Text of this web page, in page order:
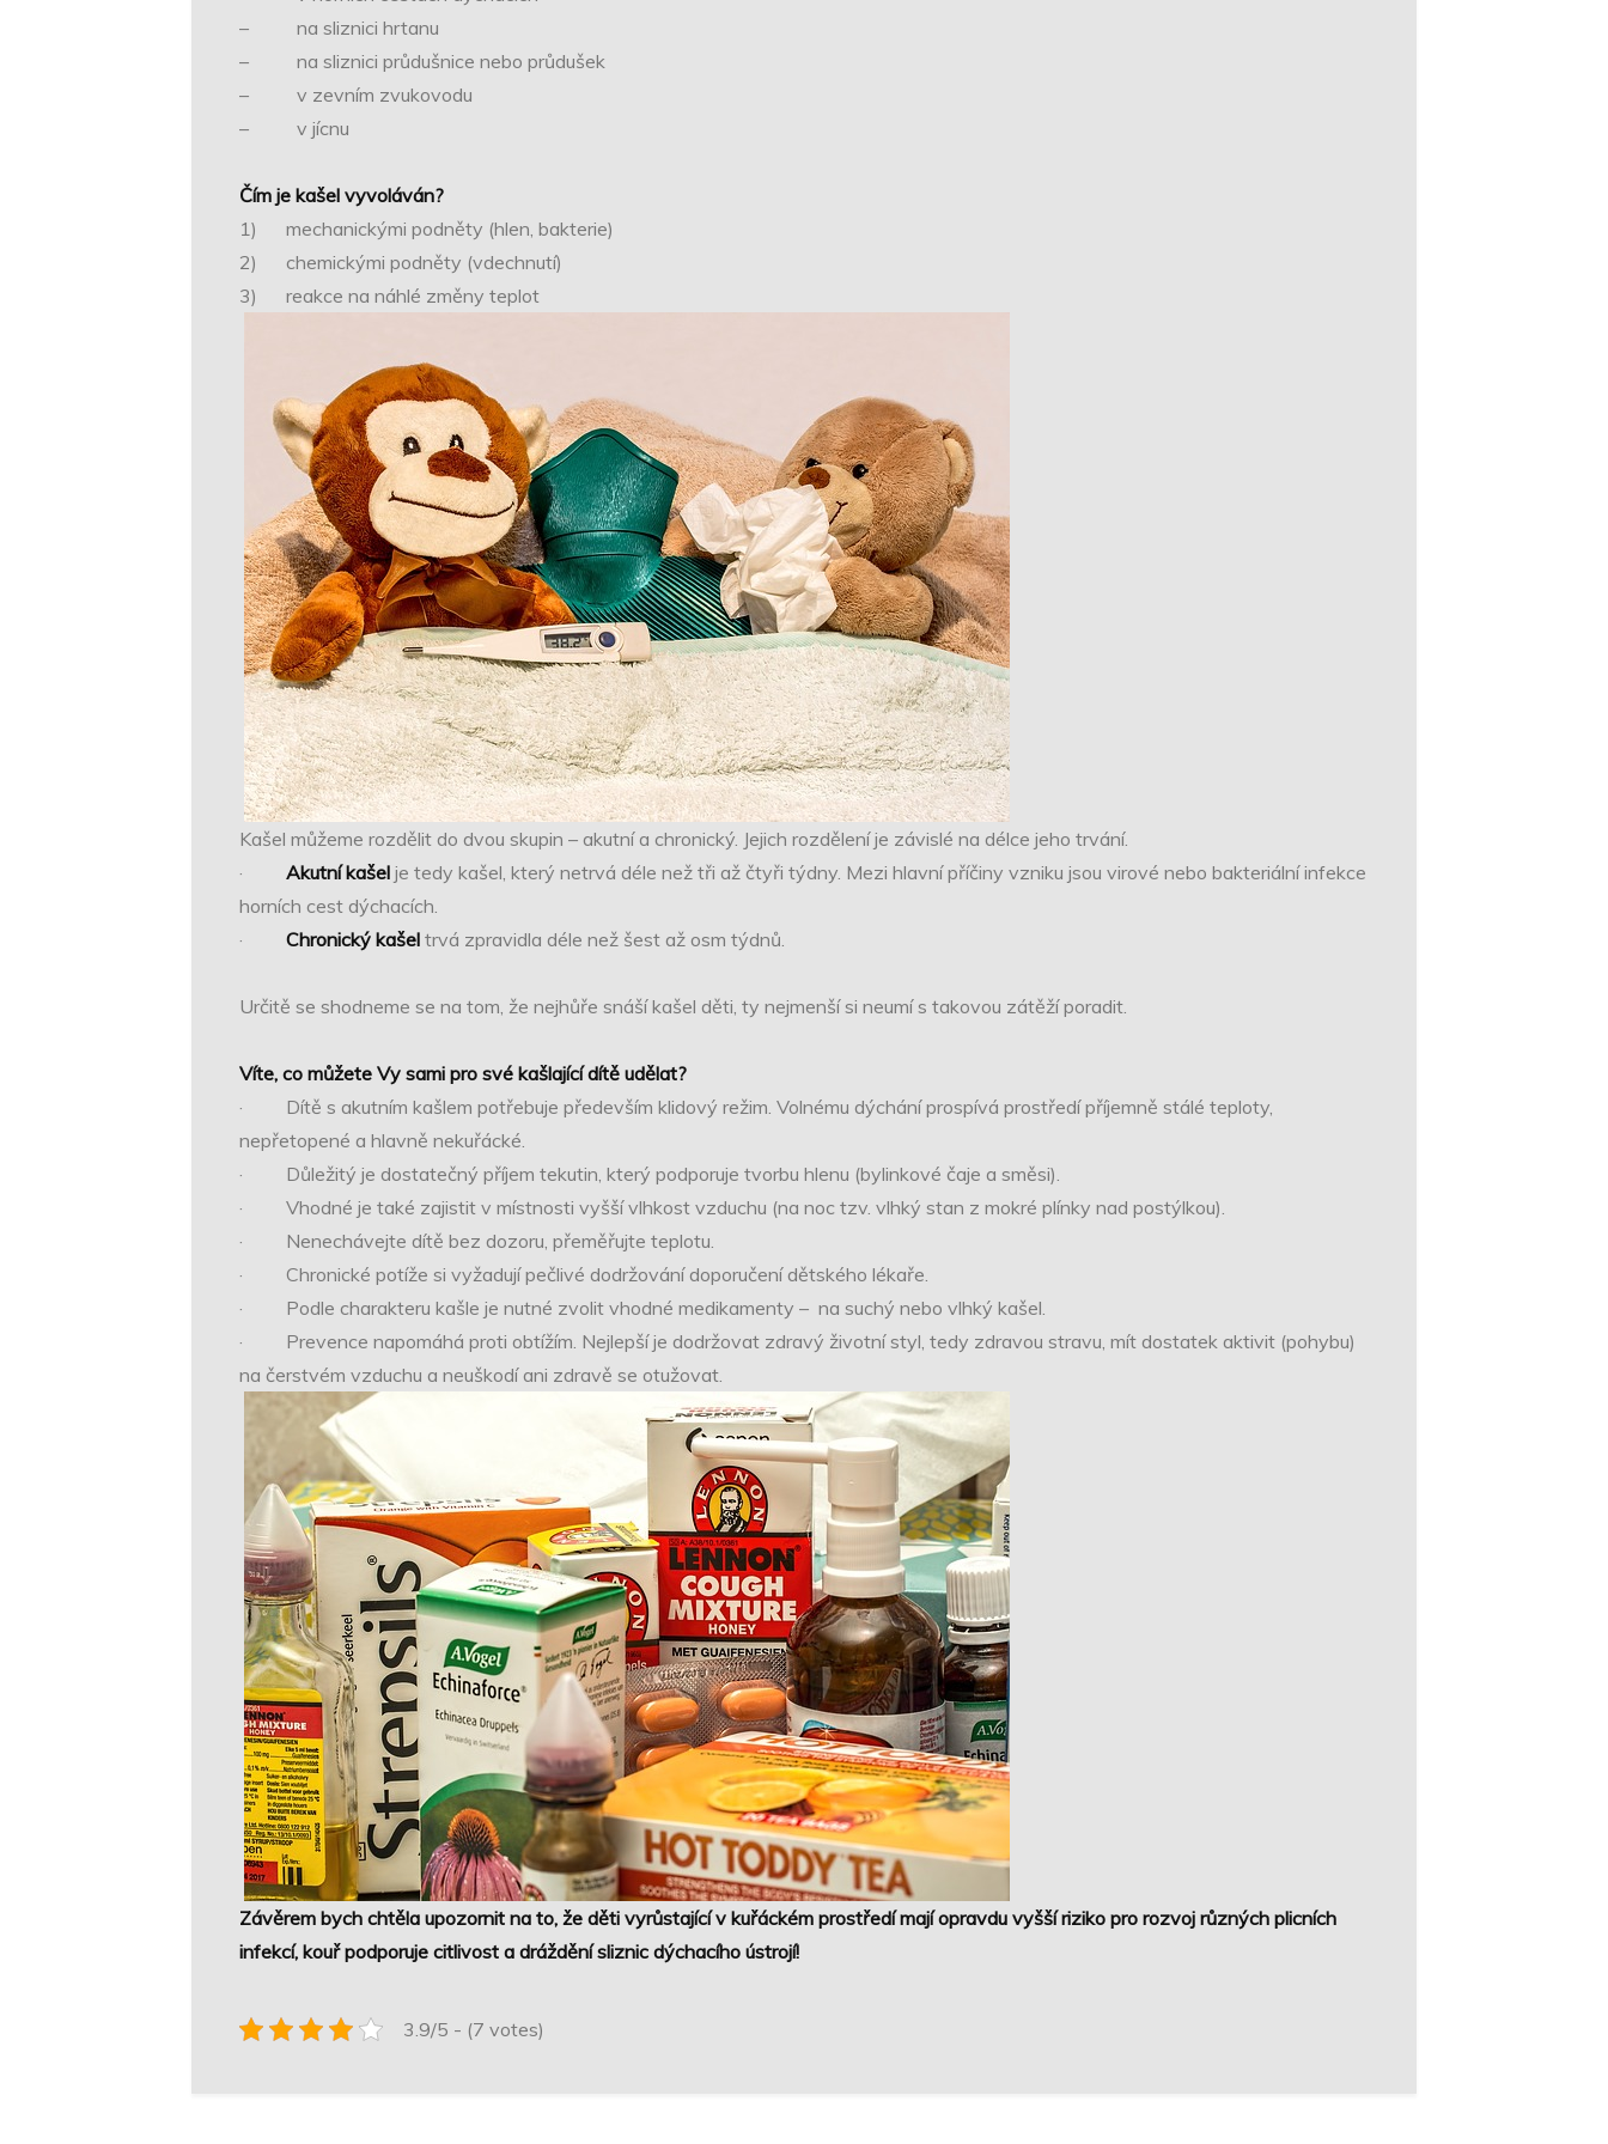
– na sliznici hrtanu
– na sliznici průdušnice nebo průdušek
– v zevním zvukovodu
– v jícnu
Čím je kašel vyvoláván?
1) mechanickými podněty (hlen, bakterie)
2) chemickými podněty (vdechnutí)
3) reakce na náhlé změny teplot
Kašel můžeme rozdělit do dvou skupin – akutní a chronický. Jejich rozdělení je závislé na délce jeho trvání.
· Akutní kašel je tedy kašel, který netrvá déle než tři až čtyři týdny. Mezi hlavní příčiny vzniku jsou virové nebo bakteriální infekce
horních cest dýchacích.
· Chronický kašel trvá zpravidla déle než šest až osm týdnů.
Určitě se shodneme se na tom, že nejhůře snáší kašel děti, ty nejmenší si neumí s takovou zátěží poradit.
Víte, co můžete Vy sami pro své kašlající dítě udělat?
· Dítě s akutním kašlem potřebuje především klidový režim. Volnému dýchání prospívá prostředí příjemně stálé teploty,
nepřetopené a hlavně nekuřácké.
· Důležitý je dostatečný příjem tekutin, který podporuje tvorbu hlenu (bylinkové čaje a směsi).
· Vhodné je také zajistit v místnosti vyšší vlhkost vzduchu (na noc tzv. vlhký stan z mokré plínky nad postýlkou).
· Nenechávejte dítě bez dozoru, přeměřujte teplotu.
· Chronické potíže si vyžadují pečlivé dodržování doporučení dětského lékaře.
· Podle charakteru kašle je nutné zvolit vhodné medikamenty – na suchý nebo vlhký kašel.
· Prevence napomáhá proti obtížím. Nejlepší je dodržovat zdravý životní styl, tedy zdravou stravu, mít dostatek aktivit (pohybu)
na čerstvém vzduchu a neuškodí ani zdravě se otužovat.
Závěrem bych chtěla upozornit na to, že děti vyrůstající v kuřáckém prostředí mají opravdu vyšší riziko pro rozvoj různých plicních
infekcí, kouř podporuje citlivost a dráždění sliznic dýchacího ústrojí!
3.9/5 - (7 votes)